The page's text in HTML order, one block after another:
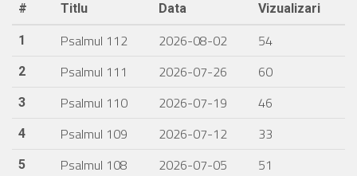
# Titlu Data Vizualizari
1 Psalmul 112 2026-08-02 54
2 Psalmul 111 2026-07-26 60
3 Psalmul 110 2026-07-19 46
4 Psalmul 109 2026-07-12 33
5 Psalmul 108 2026-07-05 51